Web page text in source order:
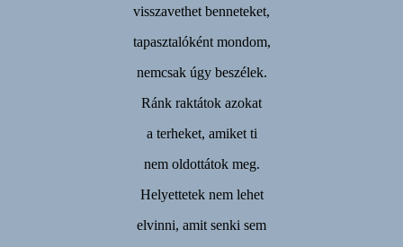
visszavethet benneteket,
tapasztalóként mondom,
nemcsak úgy beszélek.
Ránk raktátok azokat
a terheket, amiket ti
nem oldottátok meg.
Helyettetek nem lehet
elvinni, amit senki sem